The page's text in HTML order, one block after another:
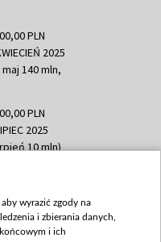
PLN
2025
140 mln,
PLN
2025
10 mln)
PLN
PLN
wyrazić zgody na
i zbierania danych,
i ich